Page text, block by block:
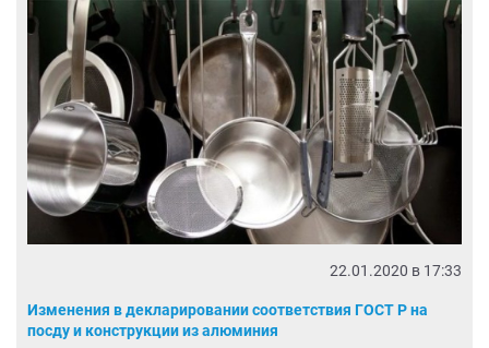
22.01.2020 в 17:33
Изменения в декларировании соответствия ГОСТ Р на
посду и конструкции из алюминия